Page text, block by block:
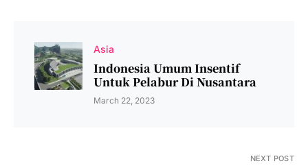
Asia
Indonesia Umum Insentif
Untuk Pelabur Di Nusantara
March 22, 2023
NEXT POST